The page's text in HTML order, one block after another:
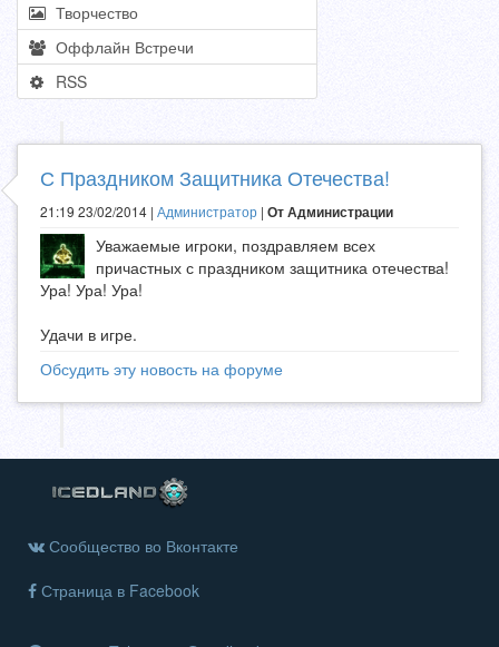
Творчество
Оффлайн Встречи
RSS
С Праздником Защитника Отечества!
21:19 23/02/2014 | Администратор | От Администрации
Уважаемые игроки, поздравляем всех
причастных с праздником защитника отечества!
Ура! Ура! Ура!
Удачи в игре.
Обсудить эту новость на форуме
Сообщество во Вконтакте
Страница в Facebook